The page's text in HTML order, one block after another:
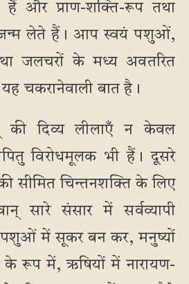
और प्राण-शक्ति-रूप तथा
जन्म लेते हैं। आप स्वयं पशुओं,
जलचरों के मध्य अवतरित
चकरानेवाली बात है।
दिव्य लीलाएँ न केवल
विरोधमूलक भी हैं। दूसरे
सीमित चिन्तनशक्ति के लिए
सारे संसार में सर्वव्यापी
पशुओं में सूकर बन कर, मनुष्यों
रूप में, ऋषियों में नारायण-